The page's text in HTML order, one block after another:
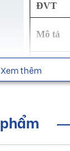
ĐVT
Mô tả
dụng
NSX
Xem thêm